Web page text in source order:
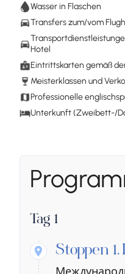
Wasser in Flaschen
Transfers zum/vom
Hotel
Eintrittskarten gemäß
Meisterklassen und
Professionelle
Unterkunft (Zweibett-/
Tag 1
Stoppen 1.